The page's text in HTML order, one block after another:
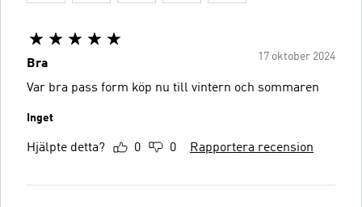
17 oktober 2024
Bra
Var bra pass form köp nu till vintern och sommaren
Inget
Hjälpte detta? 0 0 Rapportera recension